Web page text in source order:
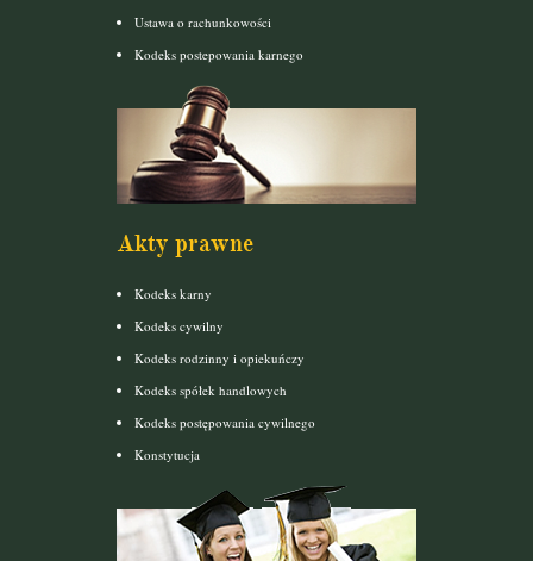
Ustawa o rachunkowości
Kodeks postepowania karnego
Akty prawne
Kodeks karny
Kodeks cywilny
Kodeks rodzinny i opiekuńczy
Kodeks spółek handlowych
Kodeks postępowania cywilnego
Konstytucja